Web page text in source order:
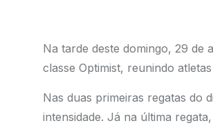
Na tarde deste domingo, 29 de
classe Optimist, reunindo
Nas duas primeiras regatas do
intensidade. Já na última